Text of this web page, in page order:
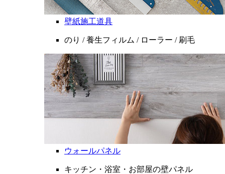
壁紙施工道具
のり / 養生フィルム / ローラー / 刷毛
ウォールパネル
キッチン・浴室・お部屋の壁パネル